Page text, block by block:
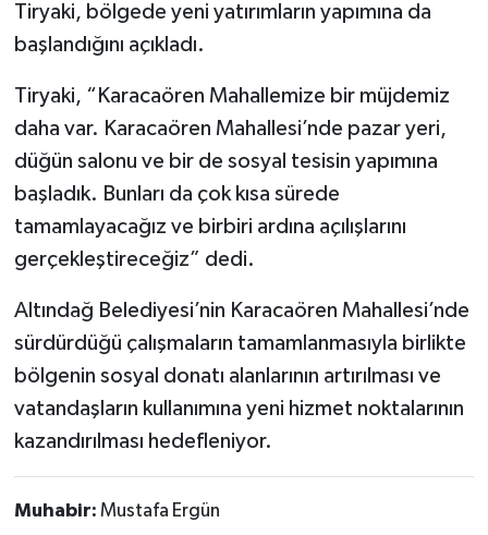
Tiryaki, bölgede yeni yatırımların yapımına da
başlandığını açıkladı.
Tiryaki, “Karacaören Mahallemize bir müjdemiz
daha var. Karacaören Mahallesi’nde pazar yeri,
düğün salonu ve bir de sosyal tesisin yapımına
başladık. Bunları da çok kısa sürede
tamamlayacağız ve birbiri ardına açılışlarını
gerçekleştireceğiz” dedi.
Altındağ Belediyesi’nin Karacaören Mahallesi’nde
sürdürdüğü çalışmaların tamamlanmasıyla birlikte
bölgenin sosyal donatı alanlarının artırılması ve
vatandaşların kullanımına yeni hizmet noktalarının
kazandırılması hedefleniyor.
Muhabir: Mustafa Ergün